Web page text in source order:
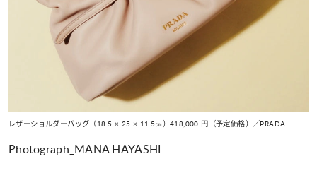
レザーショルダーバッグ（18.5 × 25 × 11.5㎝）418,000 円（予定価格）／PRADA
Photograph_MANA HAYASHI